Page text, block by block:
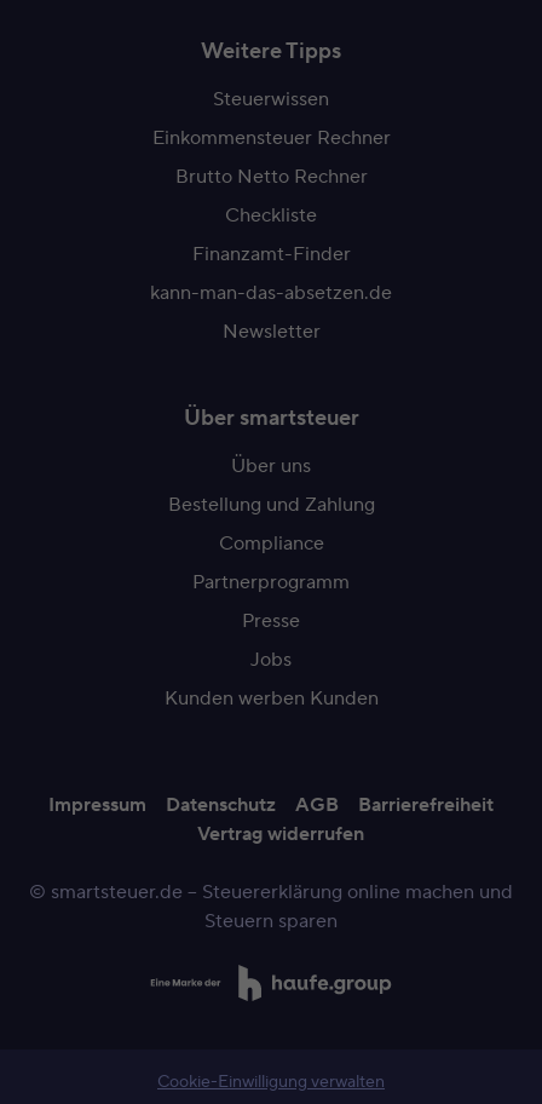
Weitere Tipps
Steuerwissen
Einkommensteuer Rechner
Brutto Netto Rechner
Checkliste
Finanzamt-Finder
kann-man-das-absetzen.de
Newsletter
Über smartsteuer
Über uns
Bestellung und Zahlung
Compliance
Partnerprogramm
Presse
Jobs
Kunden werben Kunden
Impressum Datenschutz AGB
Barrierefreiheit
Vertrag widerrufen
© smartsteuer.de – Steuererklärung online machen und
Steuern sparen
Cookie-Einwilligung verwalten